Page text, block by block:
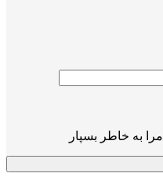
مرا به خاطر بسپار